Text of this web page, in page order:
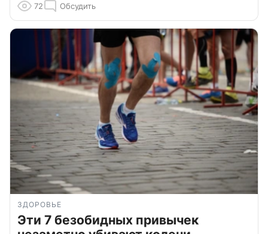
72 Обсудить
ЗДОРОВЬЕ
Эти 7 безобидных привычек